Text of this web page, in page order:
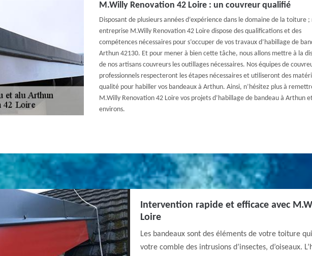
M.Willy Renovation 42 Loire : un couvreur qualifié
Disposant de plusieurs années d’expérience dans le domaine de la toiture
entreprise M.Willy Renovation 42 Loire dispose des qualifications et des
compétences nécessaires pour s’occuper de vos travaux d’habillage de
Arthun 42130. Et pour mener à bien cette tâche, nous allons mettre à la
de nos artisans couvreurs les outillages nécessaires. Nos équipes de
professionnels respecteront les étapes nécessaires et utiliseront des
qualité pour habiller vos bandeaux à Arthun. Ainsi, n’hésitez plus à
M.Willy Renovation 42 Loire vos projets d’habillage de bandeau à Arthun
environs.
Intervention rapide et efficace avec
Loire
Les bandeaux sont des éléments de votre toiture
votre comble des intrusions d’insectes, d’oiseaux.